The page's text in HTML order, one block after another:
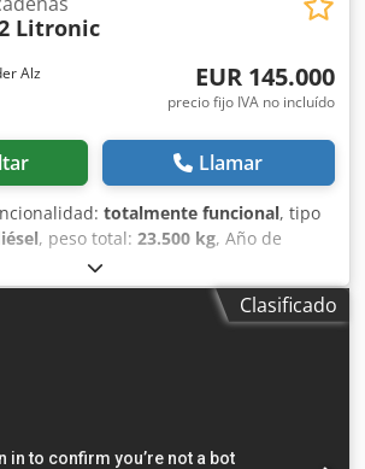
Alz
Litronic
EUR 145.000
precio fijo IVA no incluído
Llamar
totalmente funcional, tipo
, peso total: 23.500 kg, Año de
, horas de funcionamiento:
aire acondicionado, brazo ajustable,
hidráulica de martillos,
del año 2021. La máquina cuenta
Clasificado